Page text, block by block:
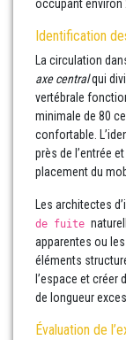
occupant environ
Identification
La circulation
axe centralqui
vertébrale
minimale de 80
confortable.
près de l’entrée
placement du
Les architectes
de fuite
apparentes ou
éléments
l’espace et
de longueur
Évaluation de